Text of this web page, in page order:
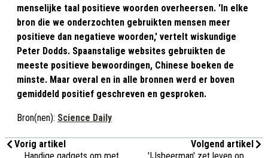
menselijke taal positieve woorden overheersen. 'In elke
bron die we onderzochten gebruikten mensen meer
positieve dan negatieve woorden,' vertelt wiskundige
Peter Dodds. Spaanstalige websites gebruikten de
meeste positieve bewoordingen, Chinese boeken de
minste. Maar overal en in alle bronnen werd er boven
gemiddeld positief geschreven en gesproken.
Bron(nen): Science Daily
Vorig artikel
Handige gadgets om met
Volgend artikel
'IJsbeerman' zet leven op